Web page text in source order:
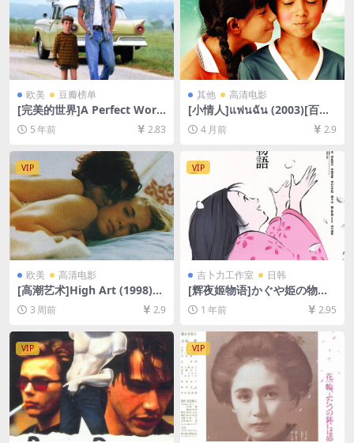
欧美 豆瓣榜单
[完美的世界]A Perfect Worl
d (1993)[百度网盘+迅雷云盘
资源1080P超清未删减][MP4/
5 年前 2.83
其他 高清电影
[小情人]แฟนฉัน (2003)[百度
网盘+夸克网盘1080P超清未
删减资源][网盘在线播放/下
4 月前 2.9
VIP
欧美 高清电影
[高潮艺术]High Art (1998)
[百度网盘+夸克网盘1080P超
清未删减资源][网盘在线播放/
下载][MP4/6.8GB][中英字幕]
3 周前 2.9
VIP
吉卜力工作室 日韩
[辉夜姬物语]かぐや姫の物語
(2013)[百度网盘+夸克网盘10
80P超清未删减资源][网盘在
线播放/下载][MP4/9GB][中文
字幕]
1 年前 2.95
VIP VIP